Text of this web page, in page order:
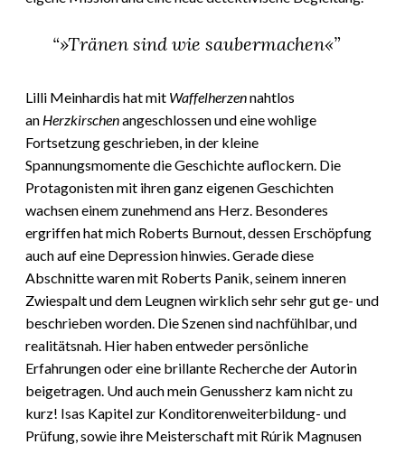
“»Tränen sind wie saubermachen«”
Lilli Meinhardis hat mit Waffelherzennahtlos
an Herzkirschenangeschlossen und eine wohlige
Fortsetzung geschrieben, in der kleine
Spannungsmomente die Geschichte auflockern. Die
Protagonisten mit ihren ganz eigenen Geschichten
wachsen einem zunehmend ans Herz. Besonderes
ergriffen hat mich Roberts Burnout, dessen Erschöpfung
auch auf eine Depression hinwies. Gerade diese
Abschnitte waren mit Roberts Panik, seinem inneren
Zwiespalt und dem Leugnen wirklich sehr sehr gut ge- und
beschrieben worden. Die Szenen sind nachfühlbar, und
realitätsnah. Hier haben entweder persönliche
Erfahrungen oder eine brillante Recherche der Autorin
beigetragen. Und auch mein Genussherz kam nicht zu
kurz! Isas Kapitel zur Konditorenweiterbildung- und
Prüfung, sowie ihre Meisterschaft mit Rúrik Magnusen